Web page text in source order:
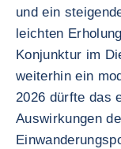
und ein
leichten
Konjunktur im
weiterhin ein
2026 dürfte das
Auswirkungen